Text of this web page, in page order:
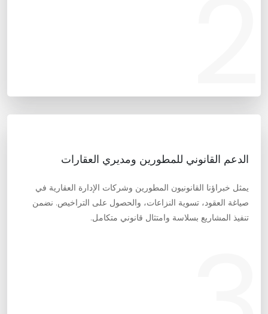
الدعم القانوني للمطورين ومديري العقارات
يمثل خبراؤنا القانونيون المطورين وشركات الإدارة العقارية في
صياغة العقود، تسوية النزاعات، والحصول على التراخيص. نضمن
تنفيذ المشاريع بسلاسة وامتثال قانوني متكامل.